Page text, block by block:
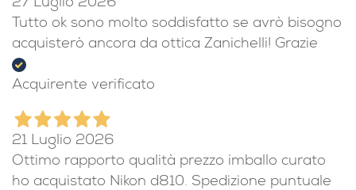
27 Luglio 2026
Tutto ok sono molto soddisfatto se avrò bisogno
acquisterò ancora da ottica Zanichelli! Grazie
Acquirente verificato
21 Luglio 2026
Ottimo rapporto qualità prezzo imballo curato
ho acquistato Nikon d810. Spedizione puntuale